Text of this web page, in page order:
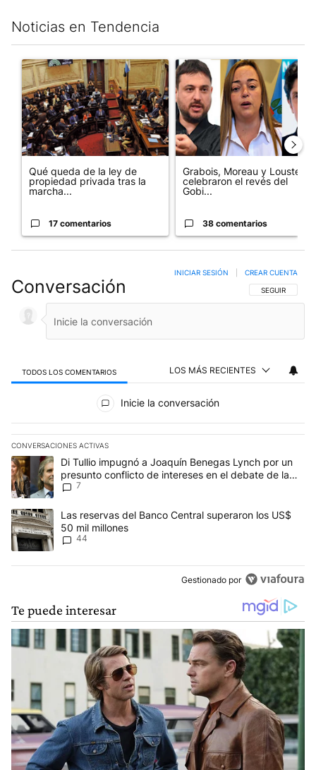
Noticias en Tendencia
Este listado muestra los artículos con más comentarios en los
Un artículo de tendencia con el título "Qué queda de la ley de
Qué queda de la ley de
propiedad privada tras la
marcha...
17 comentarios
Un artículo de tendencia con
Grabois, Moreau y Lousteau
celebraron el revés del
Gobi...
38 comentarios
Conversación SIGA ESTA
SEGUIR
INICIAR SESIÓN CREAR CUENTA
TODOS LOS COMENTARIOS LOS MÁS RECIENTES
Todos los comentarios
Inicie la conversación
CONVERSACIONES ACTIVAS
Este listado muestra los artículos con más comentarios en los
Un artículo de tendencia con el título "Di Tullio impugnó a
Di Tullio impugnó a Joaquín Benegas Lynch por un
presunto conflicto de intereses en el debate de la
Ley de Tierras
7
Un artículo de tendencia con el título "Las reservas del Banco
Las reservas del Banco Central superaron los US$
50 mil millones
44
Gestionado por